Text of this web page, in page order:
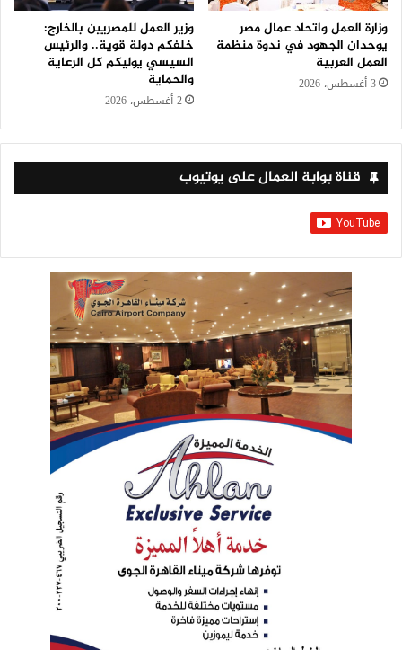
وزارة العمل واتحاد عمال مصر
يوحدان الجهود في ندوة منظمة
العمل العربية
3 أغسطس، 2026
وزير العمل للمصريين بالخارج:
خلفكم دولة قوية.. والرئيس
السيسي يوليكم كل الرعاية
والحماية
2 أغسطس، 2026
قناة بوابة العمال على يوتيوب